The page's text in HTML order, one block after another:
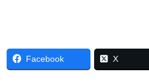
Facebook X